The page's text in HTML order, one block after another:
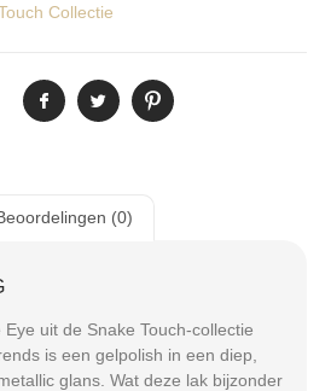
Collectie
(0)
uit de Snake Touch-collectie
is een gelpolish in een diep,
glans. Wat deze lak bijzonder